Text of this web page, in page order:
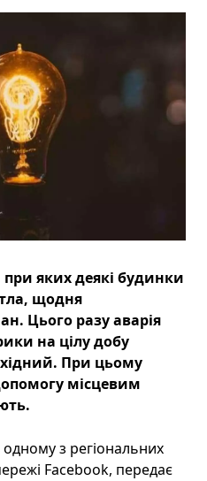
при яких деякі будинки
щодня
Цього разу аварія
на цілу добу
При цьому
місцевим
з регіональних
Facebook, передає